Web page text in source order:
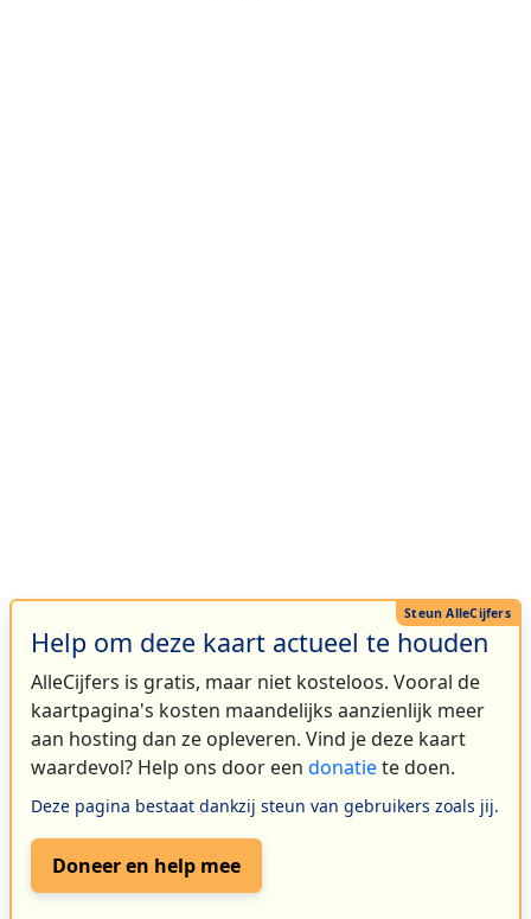
Help om deze kaart actueel te houden
AlleCijfers is gratis, maar niet kosteloos. Vooral de
kaartpagina's kosten maandelijks aanzienlijk meer
aan hosting dan ze opleveren. Vind je deze kaart
waardevol? Help ons door een donatiete doen.
Deze pagina bestaat dankzij steun van gebruikers zoals jij.
Doneer en help mee